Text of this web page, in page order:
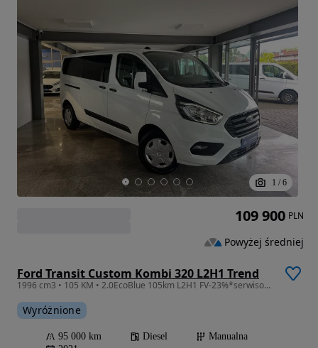
1 / 6
Ford Transit Custom Kombi 320 L2H1 Trend
1996 cm3 • 105 KM • 2.0EcoBlue 105km L2H1 FV-23%*serwisowany*bezwypadkowy*1-właściciel*9os
Wyróżnione
95 000 km Diesel
Manualna
109 900 PLN
Powyżej średniej